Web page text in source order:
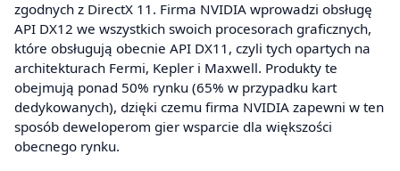
zgodnych z DirectX 11. Firma NVIDIA wprowadzi obsługę
API DX12 we wszystkich swoich procesorach graficznych,
które obsługują obecnie API DX11, czyli tych opartych na
architekturach Fermi, Kepler i Maxwell. Produkty te
obejmują ponad 50% rynku (65% w przypadku kart
dedykowanych), dzięki czemu firma NVIDIA zapewni w ten
sposób deweloperom gier wsparcie dla większości
obecnego rynku.